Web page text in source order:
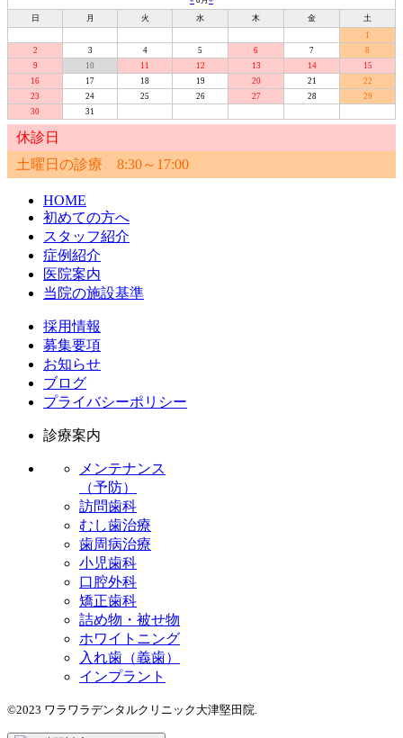
日
月 火 水 木 金
土
1
2
3 4 5 6 7
8
9
10 11 12 13 14
15
16
17 18 19 20 21
22
23
24 25 26 27 28
29
30
31
休診日
土曜日の診療 8:30～17:00
HOME
初めての方へ
スタッフ紹介
症例紹介
医院案内
当院の施設基準
採用情報
募集要項
お知らせ
ブログ
プライバシーポリシー
診療案内
メンテナンス
（予防）
訪問歯科
むし歯治療
歯周病治療
小児歯科
口腔外科
矯正歯科
詰め物・被せ物
ホワイトニング
入れ歯（義歯）
インプラント
©2023 ワラワラデンタルクリニック大津堅田院.